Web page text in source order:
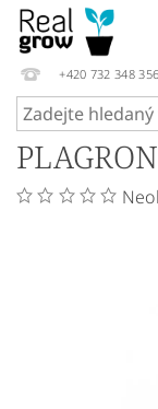
+420 732 348 356